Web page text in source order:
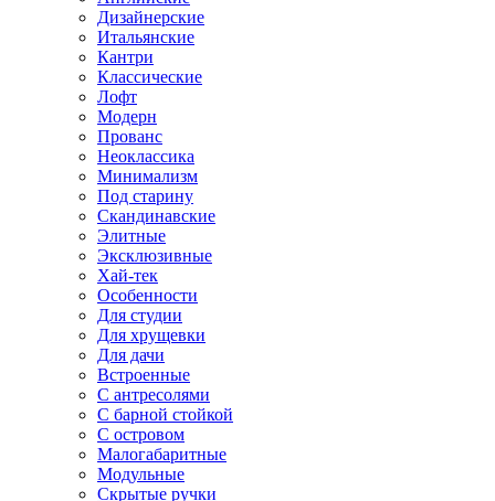
Дизайнерские
Итальянские
Кантри
Классические
Лофт
Модерн
Прованс
Неоклассика
Минимализм
Под старину
Скандинавские
Элитные
Эксклюзивные
Хай-тек
Особенности
Для студии
Для хрущевки
Для дачи
Встроенные
С антресолями
С барной стойкой
С островом
Малогабаритные
Модульные
Скрытые ручки